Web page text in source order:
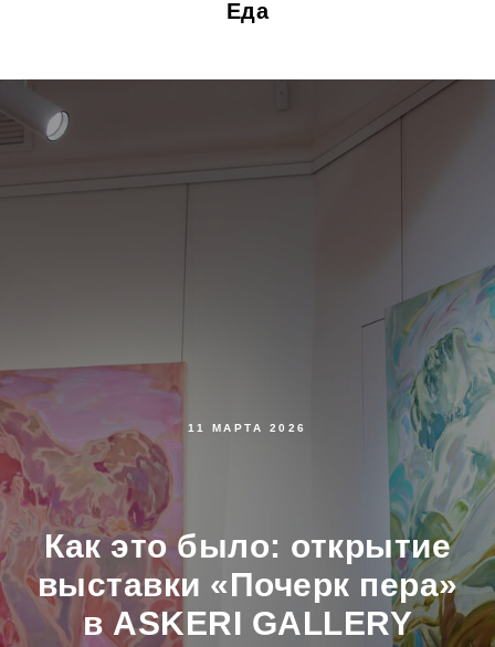
Еда
11 МАРТА 2026
Как это было: открытие
выставки «Почерк пера»
в ASKERI GALLERY